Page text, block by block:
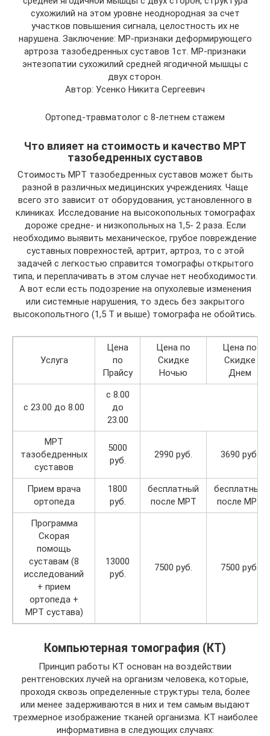
сухожилий на этом уровне неоднородная за счет
участков повышения сигнала, целостность их не
нарушена. Заключение: МР-признаки деформирующего
артроза тазобедренных суставов 1ст. МР-признаки
энтезопатии сухожилий средней ягодичной мышцы с
двух сторон.
Автор: Усенко Никита Сергеевич
Ортопед-травматолог с 8-летнем стажем
Что влияет на стоимость и качество МРТ
тазобедренных суставов
Стоимость МРТ тазобедренных суставов может быть
разной в различных медицинских учреждениях. Чаще
всего это зависит от оборудования, установленного в
клиниках. Исследование на высокопольных томографах
дороже средне- и низкопольных на 1,5- 2 раза. Если
необходимо выявить механическое, грубое повреждение
суставных поврехностей, артрит, артроз, то с этой
задачей с легкостью справится томографы открытого
типа, и переплачивать в этом случае нет необходимости.
А вот если есть подозрение на опухолевые изменения
или системные нарушения, то здесь без закрытого
высокопольтного (1,5 Т и выше) томографа не обойтись.
Услуга
Цена
по
Прайсу
Цена по
Скидке
Ночью
Цена по
Скидке
Днем
с 23.00 до 8.00
с 8.00
до
23.00
МРТ
тазобедренных
суставов
5000
руб.
2990 руб. 3690 руб.
Прием врача
ортопеда
1800
руб.
бесплатный
после МРТ
бесплатный
после МРТ
Программа
Скорая
помощь
суставам (8
исследований
+ прием
ортопеда +
МРТ сустава)
13000
руб.
7500 руб. 7500 руб.
Компьютерная томография (КТ)
Принцип работы КТ основан на воздействии
рентгеновских лучей на организм человека, которые,
проходя сквозь определенные структуры тела, более
или менее задерживаются в них и тем самым выдают
трехмерное изображение тканей организма. КТ наиболее
информативна в следующих случаях: